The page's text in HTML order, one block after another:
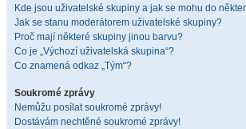
Kde jsou uživatelské skupiny a jak se mohu do
Jak se stanu moderátorem uživatelské skupiny?
Proč mají některé skupiny jinou barvu?
Co je „Výchozí uživatelská skupina“?
Co znamená odkaz „Tým“?
Soukromé zprávy
Nemůžu posílat soukromé zprávy!
Dostávám nechtěné soukromé zprávy!